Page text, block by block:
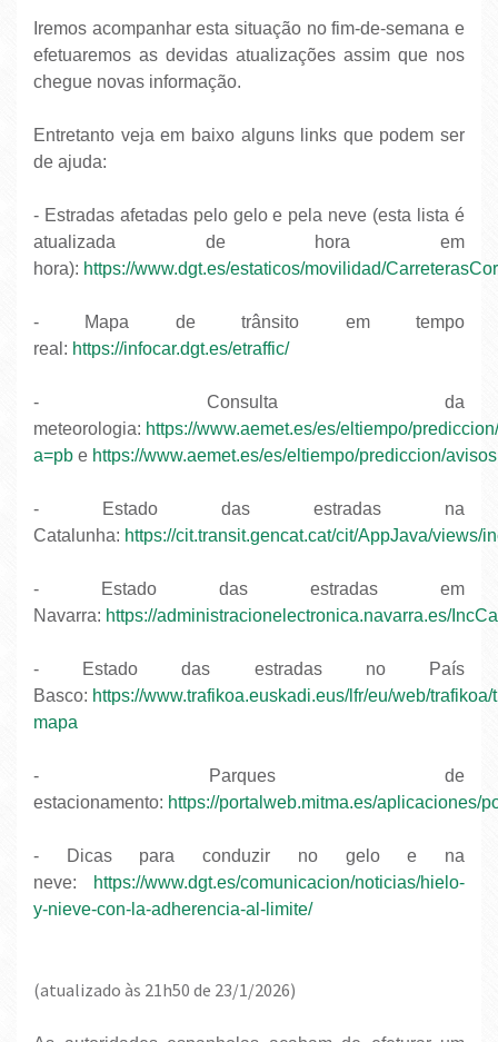
Iremos acompanhar esta situação no fim-de-semana e
efetuaremos as devidas atualizações assim que nos
chegue novas informação.
Entretanto veja em baixo alguns links que podem ser
de ajuda:
- Estradas afetadas pelo gelo e pela neve (esta lista é
atualizada de hora em
hora): https://www.dgt.es/estaticos/movilidad/
- Mapa de trânsito em tempo
real: https://infocar.dgt.es/etraffic/
- Consulta da
meteorologia: https://www.aemet.es/es/eltiempo/
a=pb e https://www.aemet.es/es/eltiempo/prediccion/avisos
- Estado das estradas na
Catalunha: https://cit.transit.gencat.cat/cit/AppJava/views/
- Estado das estradas em
Navarra: https://administracionelectronica.navarra.es/
- Estado das estradas no País
Basco: https://www.trafikoa.euskadi.eus/lfr/eu/web/trafikoa/
mapa
- Parques de
estacionamento: https://portalweb.mitma.es/aplicaciones/
- Dicas para conduzir no gelo e na
neve:
https://www.dgt.es/comunicacion/noticias/hielo-
y-nieve-con-la-adherencia-al-limite/
(atualizado às 21h50 de 23/1/2026)